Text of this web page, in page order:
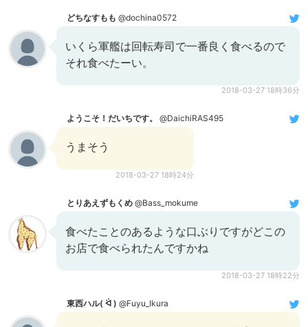
どちなすもも @dochina0572
いくら軍艦は回転寿司で一番良く食べるので
それ食べたーい。
2018-03-27 18時36分
ようこそ！だいちです。 @DaichiRAS495
うまそう
2018-03-27 18時24分
とりあえずもくめ @Bass_mokume
食べたことのあるような口ぶりですがどこの
お店で食べられたんですかね
2018-03-27 18時22分
東西ハル( ᐛ ) @Fuyu_Ikura